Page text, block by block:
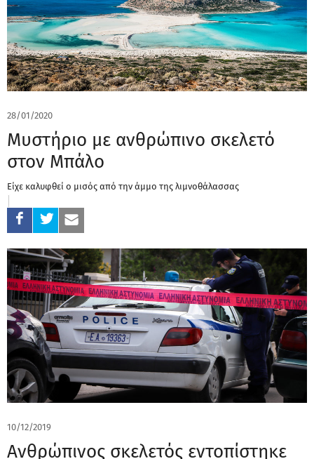
28/01/2020
Μυστήριο με ανθρώπινο σκελετό
στον Μπάλο
Είχε καλυφθεί ο μισός από την άμμο της λιμνοθάλασσας
10/12/2019
Ανθρώπινος σκελετός εντοπίστηκε